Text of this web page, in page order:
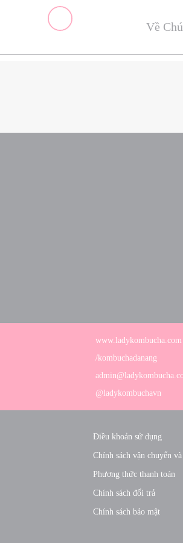
Về
www.ladykombucha.com
/kombuchadanang
@ladykombuchavn
Điều khoản sử dụng
Chính sách vận chuyển
Phương thức thanh toán
Chính sách đổi trả
Chính sách bảo mật